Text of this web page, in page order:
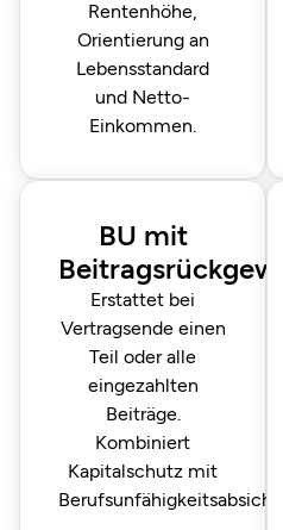
Rentenhöhe,
Orientierung an
Lebensstandard
und Netto-
Einkommen.
BU mit
Erstattet bei
Vertragsende einen
Teil oder alle
eingezahlten
Beiträge.
Kombiniert
Kapitalschutz mit